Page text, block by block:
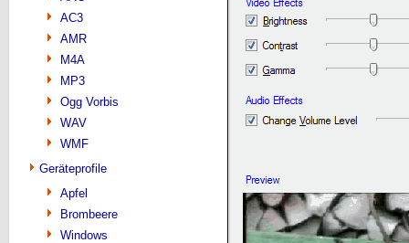
AC3
AMR
M4A
MP3
Ogg Vorbis
WAV
WMF
Geräteprofile
Apfel
Brombeere
Windows